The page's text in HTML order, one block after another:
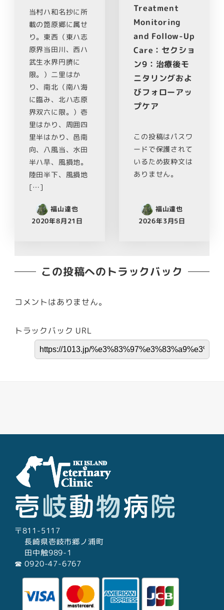
当村ハ和名抄に所
載の箆原郷に属せ
り。東西（東ハ志
原界当田川、西ハ
武生水界円臍に
限。）二里はか
り、南北（南ハ海
に臨み、北ハ志原
界双六に限。）壱
里はかり、周囲四
里半はかり、邑南
向、八風当、水田
半ハ旱、風損地。
陸田半下、風損地
[…]
福山達也
2020年8月21日
Treatment
Monitoring
and Follow-Up
Care：セクショ
ン9：治療後モ
ニタリングおよ
びフォローアッ
プケア
この投稿はパスワ
ードで保護されて
いるため抜粋文は
ありません。
福山達也
2026年3月5日
この投稿へのトラックバック
コメントはありません。
トラックバック URL
〒811-5117
長崎県壱岐市郷ノ浦町
田中触989-1
☎︎ 0920-47-6767